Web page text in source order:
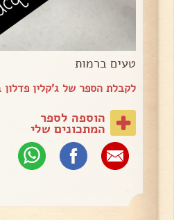
טעים ברמות
לקבלת הספר של ג'קלין פדלון
הוספה לספר
המתכונים שלי